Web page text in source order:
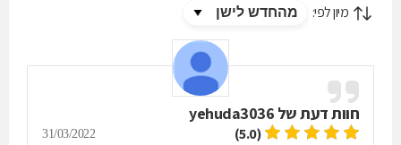
מיון לפי:
חוות דעת של yehuda3036
(5.0)
31/03/2022